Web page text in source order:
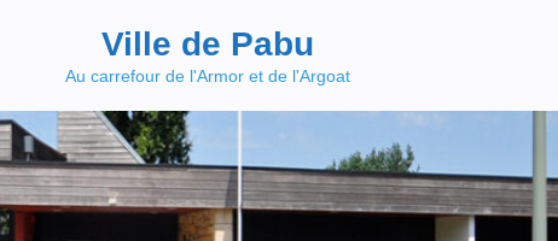
Ville de Pabu
Au carrefour de l'Armor et de l'Argoat